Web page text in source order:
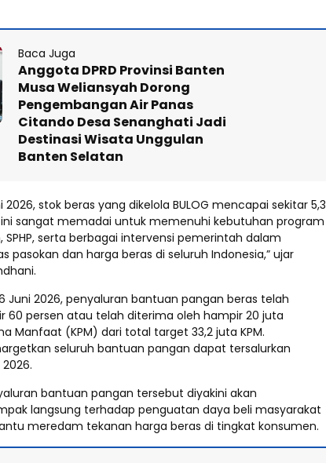
Baca Juga
Anggota DPRD Provinsi Banten
Musa Weliansyah Dorong
Pengembangan Air Panas
Citando Desa Senanghati Jadi
Destinasi Wisata Unggulan
Banten Selatan
2026, stok beras yang dikelola BULOG mencapai sekitar 5,3
sangat memadai untuk memenuhi kebutuhan program
serta berbagai intervensi pemerintah dalam
pasokan dan harga beras di seluruh Indonesia,” ujar
Juni 2026, penyaluran bantuan pangan beras telah
60 persen atau telah diterima oleh hampir 20 juta
Manfaat (KPM) dari total target 33,2 juta KPM.
seluruh bantuan pangan dapat tersalurkan
bantuan pangan tersebut diyakini akan
langsung terhadap penguatan daya beli masyarakat
meredam tekanan harga beras di tingkat konsumen.